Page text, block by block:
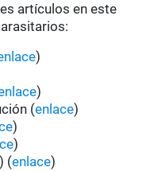
artículos en este
)
)
(enlace)
)
)
(enlace)